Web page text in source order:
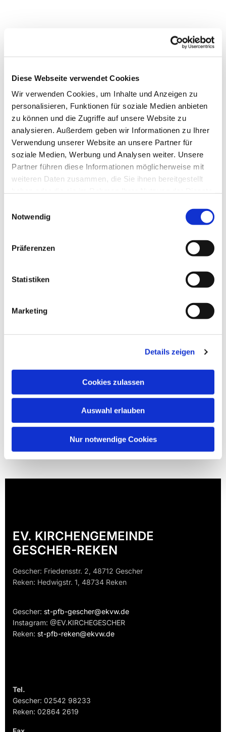
Diese Webseite verwendet Cookies
Wir verwenden Cookies, um Inhalte und Anzeigen zu
personalisieren, Funktionen für soziale Medien anbieten
zu können und die Zugriffe auf unsere Website zu
analysieren. Außerdem geben wir Informationen zu Ihrer
Verwendung unserer Website an unsere Partner für
soziale Medien, Werbung und Analysen weiter. Unsere
Partner führen diese Informationen möglicherweise mit
weiteren Daten zusammen, die Sie ihnen bereitgestellt
Notwendig
Präferenzen
Statistiken
Marketing
Details zeigen
Cookies zulassen
Auswahl erlauben
Nur notwendige Cookies
Dies könnte Sie auch
EV. KIRCHENGEMEINDE
GESCHER-REKEN
Gescher: Friedensstr. 2, 48712 Gescher
Reken: Hedwigstr. 1, 48734 Reken
Gescher: st-pfb-gescher@ekvw.de
Instagram: @EV.KIRCHEGESCHER
Reken: st-pfb-reken@ekvw.de
Tel.
Gescher: 02542 98233
Reken: 02864 2619